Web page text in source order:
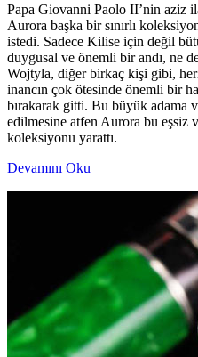
Papa Giovanni Paolo II’nin aziz
Aurora başka bir sınırlı
istedi. Sadece Kilise için değil
duygusal ve önemli bir andı, ne
Wojtyla, diğer birkaç kişi gibi,
inancın çok ötesinde önemli bir
bırakarak gitti. Bu büyük adama
edilmesine atfen Aurora bu eşsiz
koleksiyonu yarattı.
Devamını Oku